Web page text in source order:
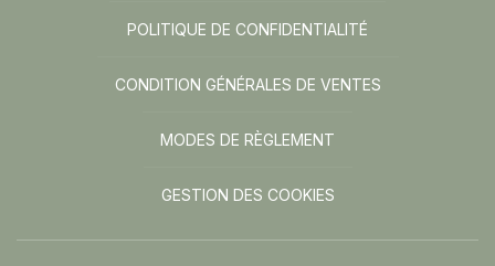
POLITIQUE DE CONFIDENTIALITÉ
CONDITION GÉNÉRALES DE VENTES
MODES DE RÈGLEMENT
GESTION DES COOKIES